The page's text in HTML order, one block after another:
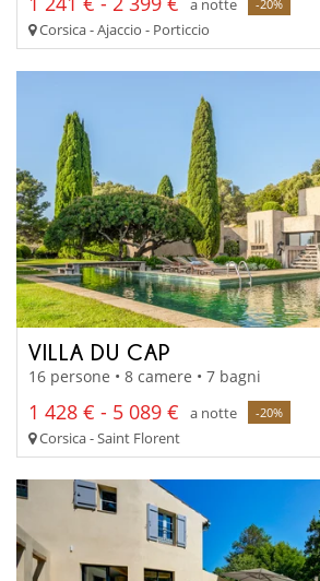
a notte -20%
Corsica - Ajaccio - Porticcio
VILLA DU CAP
16 persone • 8 camere • 7 bagni
1 428 € - 5 089 € a notte -20%
Corsica - Saint Florent